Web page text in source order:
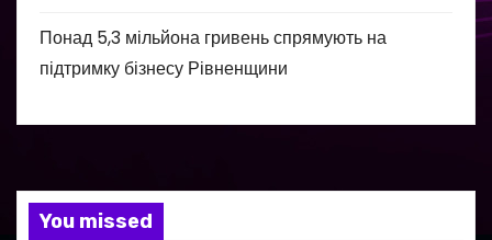
Понад 5,3 мільйона гривень спрямують на
підтримку бізнесу Рівненщини
You missed